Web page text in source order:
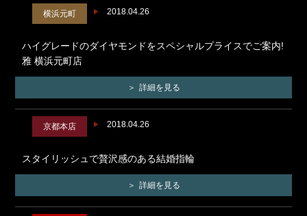
2018.04.26
横浜元町
ハイグレードのダイヤモンドをスペシャルプライスでご案内!
雅 横浜元町店
詳細を見る
2018.04.26
京都本店
スタイリッシュで贅沢感のある結婚指輪
詳細を見る